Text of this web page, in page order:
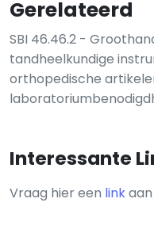
Gerelateerd
SBI 46.46.2 -
tandheelkundige
orthopedische
Interessante
Vraag hier een link